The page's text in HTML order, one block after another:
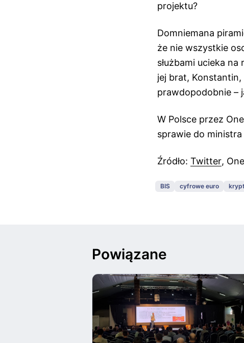
projektu?
Domniemana
że nie wszystkie
służbami ucieka
jej brat,
prawdopodobnie –
W Polsce przez
sprawie do ministra
Źródło: Twitter,
BIS cyfrowe euro
Powiązane